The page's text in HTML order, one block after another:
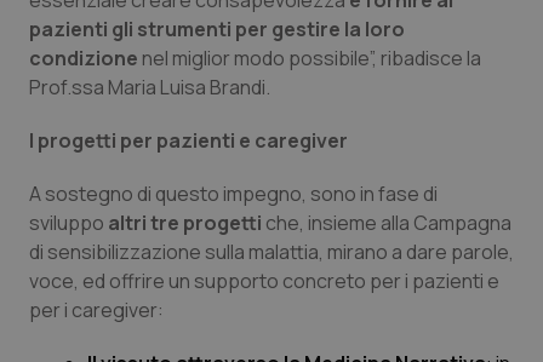
pazienti gli strumenti per gestire la loro
condizione nel miglior modo possibile”, ribadisce la
Prof.ssa Maria Luisa Brandi.
I progetti per pazienti e caregiver
A sostegno di questo impegno, sono in fase di
sviluppo altri tre progetti che, insieme alla Campagna
di sensibilizzazione sulla malattia, mirano a dare parole,
voce, ed offrire un supporto concreto per i pazienti e
per i caregiver:
Necessari Statistici Marketing
I cookie necessari contribuiscono a rendere fruibile il
protette del sito. Il sito web non è in grado di
Nome
Fornitore/Dominio
VISITOR_PRIVACY_METADATA
YouTube
.youtube.com
5